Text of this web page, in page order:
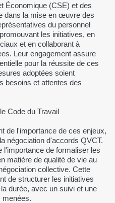
Économique (CSE) et des
dans la mise en œuvre des
du personnel
les initiatives, en
et en collaborant à
Leur engagement assure
pour la réussite de ces
adoptées soient
besoins et attentes des
Code du Travail
de l'importance de ces enjeux,
négociation d'accords QVCT.
l'importance de formaliser les
matière de qualité de vie au
collective. Cette
de structurer les initiatives
durée, avec un suivi et une
menées.